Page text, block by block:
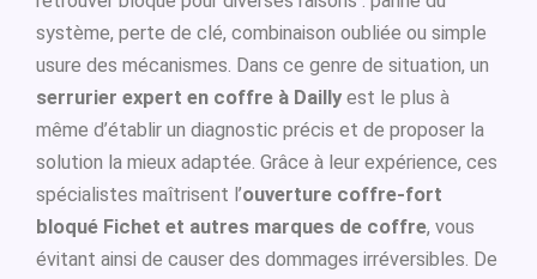
système, perte de clé, combinaison oubliée ou simple
usure des mécanismes. Dans ce genre de situation, un
serrurier expert en coffre à Dailly est le plus à
même d’établir un diagnostic précis et de proposer la
solution la mieux adaptée. Grâce à leur expérience, ces
spécialistes maîtrisent l’ouverture coffre-fort
bloqué Fichet et autres marques de coffre, vous
évitant ainsi de causer des dommages irréversibles. De